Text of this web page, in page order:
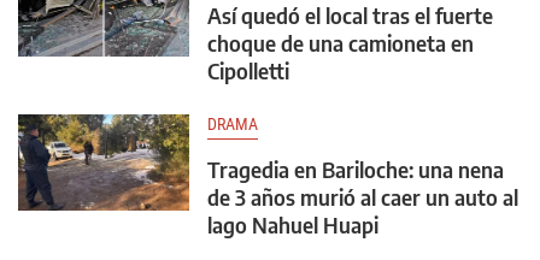
Así quedó el local tras el fuerte
choque de una camioneta en
Cipolletti
DRAMA
Tragedia en Bariloche: una nena
de 3 años murió al caer un auto al
lago Nahuel Huapi